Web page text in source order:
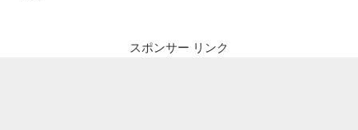
スポンサー リンク